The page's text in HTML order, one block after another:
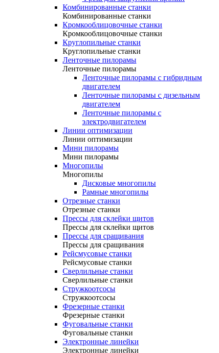
Комбинированные станки
Комбинированные станки
Кромкооблицовочные станки
Кромкооблицовочные станки
Круглопильные станки
Круглопильные станки
Ленточные пилорамы
Ленточные пилорамы
Ленточные пилорамы с гибридным
двигателем
Ленточные пилорамы с дизельным
двигателем
Ленточные пилорамы с
электродвигателем
Линии оптимизации
Линии оптимизации
Мини пилорамы
Мини пилорамы
Многопилы
Многопилы
Дисковые многопилы
Рамные многопилы
Отрезные станки
Отрезные станки
Прессы для склейки щитов
Прессы для склейки щитов
Прессы для сращивания
Прессы для сращивания
Рейсмусовые станки
Рейсмусовые станки
Сверлильные станки
Сверлильные станки
Стружкоотсосы
Стружкоотсосы
Фрезерные станки
Фрезерные станки
Фуговальные станки
Фуговальные станки
Электронные линейки
Электронные линейки